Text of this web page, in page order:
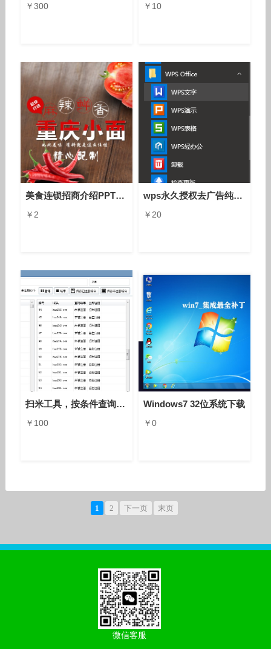
￥300 ￥10
美食连锁招商介绍PPT下载
￥2
wps永久授权去广告纯净版/去升级/免激活/已永久授权
￥20
扫米工具，按条件查询未注册域名，域名抢注工具
￥100
Windows7 32位系统下载
￥0
1 2 下一页 末页
微信客服